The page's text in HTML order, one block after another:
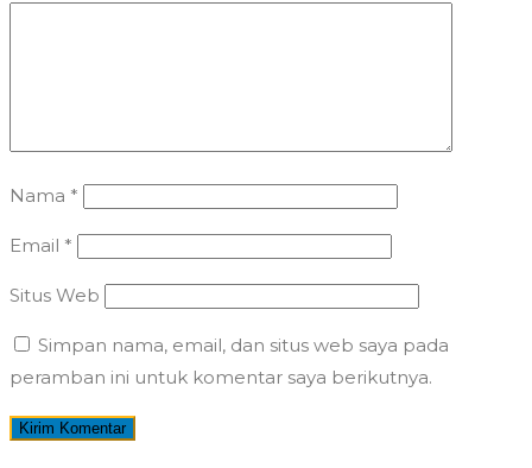
Nama *
Email *
Situs Web
Simpan nama, email, dan situs web saya pada
peramban ini untuk komentar saya berikutnya.